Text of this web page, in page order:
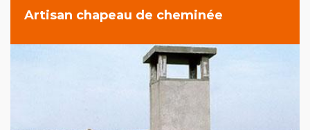
Artisan chapeau de cheminée